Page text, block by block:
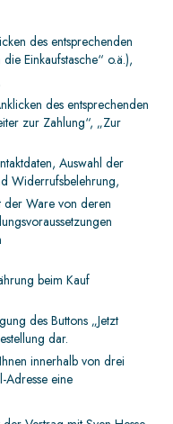
des entsprechenden
Einkaufstasche“ o.ä.),
des entsprechenden
zur Zahlung“, „Zur
Auswahl der
Widerrufsbelehrung,
der Ware von deren
beim Kauf
des Buttons „Jetzt
dar.
innerhalb von drei
Adresse eine